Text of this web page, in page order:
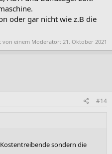
oder gar nicht wie z.B die
von einem Moderator: 21. Oktober 2021
#14
sondern die